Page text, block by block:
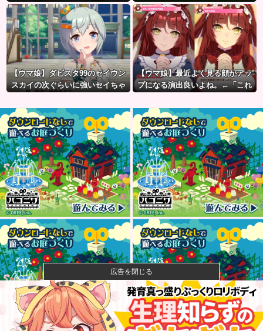
かに…」
レ
【ウマ娘】ダビスタ99のセイウン
スカイの次ぐらいに強いセイちゃ
【ウマ娘】最近よく見る顔がアッ
プになる演出良いよね。←「これ
広告を閉じる